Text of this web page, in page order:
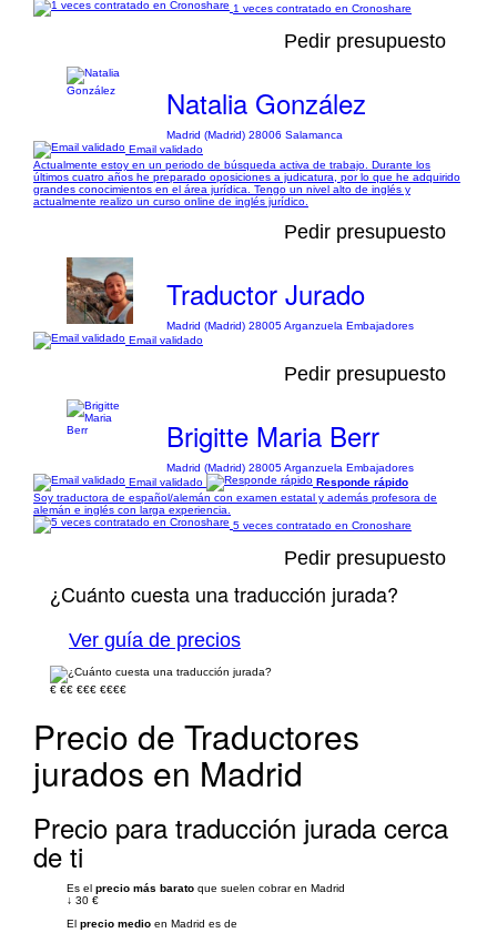
1 veces contratado en Cronoshare
Pedir presupuesto
Natalia González
Madrid (Madrid) 28006 Salamanca
Email validado
Actualmente estoy en un periodo de búsqueda activa de trabajo. Durante los
últimos cuatro años he preparado oposiciones a judicatura, por lo que he adquirido
grandes conocimientos en el área jurídica. Tengo un nivel alto de inglés y
actualmente realizo un curso online de inglés jurídico.
Pedir presupuesto
Traductor Jurado
Madrid (Madrid) 28005 Arganzuela Embajadores
Email validado
Pedir presupuesto
Brigitte Maria Berr
Madrid (Madrid) 28005 Arganzuela Embajadores
Email validado
Responde rápido
Soy traductora de español/alemán con examen estatal y además profesora de
alemán e inglés con larga experiencia.
5 veces contratado en Cronoshare
Pedir presupuesto
¿Cuánto cuesta una traducción jurada?
Ver guía de precios
€ €€ €€€ €€€€
Precio de Traductores
jurados en Madrid
Precio para traducción jurada cerca
de ti
Es el precio más barato que suelen cobrar en Madrid
↓ 30 €
El precio medio en Madrid es de